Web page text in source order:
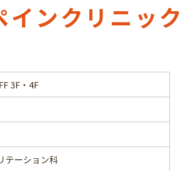
ンクリニック
3F・4F
テーション科